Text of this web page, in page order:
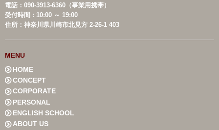
電話：090-3913-6360（事業用携帯）
受付時間 : 10:00 ～ 19:00
住所：神奈川県川崎市北見方 2-26-1 403
MENU
HOME
CONCEPT
CORPORATE
PERSONAL
ENGLISH SCHOOL
ABOUT US